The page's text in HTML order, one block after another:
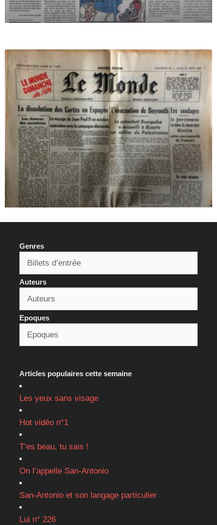
Genres
Auteurs
Epoques
Articles populaires cette semaine
Les yeux sans visage
Hot vidéo n°1
T’es beau, tu sais !
On l’appelle San-Antonio
San-Antonio et son langage particulier
Lui n° 226